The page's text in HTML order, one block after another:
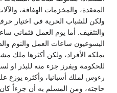
المعقدة، والمخزمات الهفافة،
ولكن للشباب الحرية في اختيار
والتثقيف. أما يوم العمل فثماني
اليسوعيون ساعات العمل والنوم
يملكه الأفراد، ولكن أكثرها ملك
للحكومة ويفرز جزء منه للبذر او
رءوس لملك أسبانيا، وأكثره
حاجته، ومن المسلم به أن جزءاً